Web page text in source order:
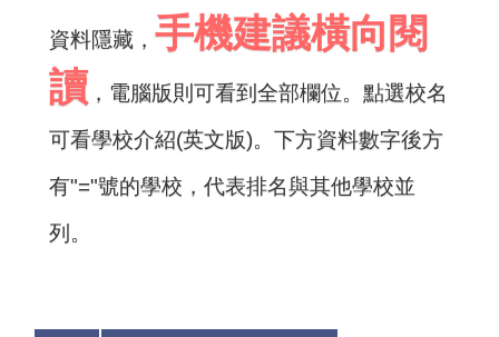
資料隱藏，手機建議橫向閱
讀 ，電腦版則可看到全部欄位。點選校名
可看學校介紹(英文版)。下方資料數字後方
有"="號的學校，代表排名與其他學校並
列。